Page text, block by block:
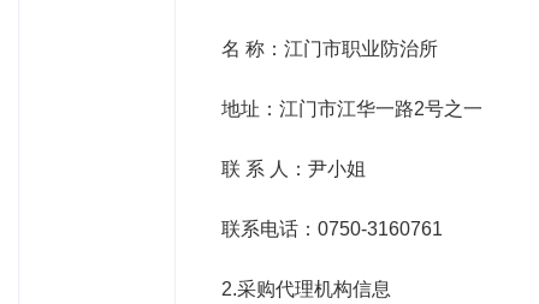
名 称：江门市职业防治所
地址：江门市江华一路2号之一
联 系 人：尹小姐
联系电话： 0750-3160761
2.采购代理机构信息